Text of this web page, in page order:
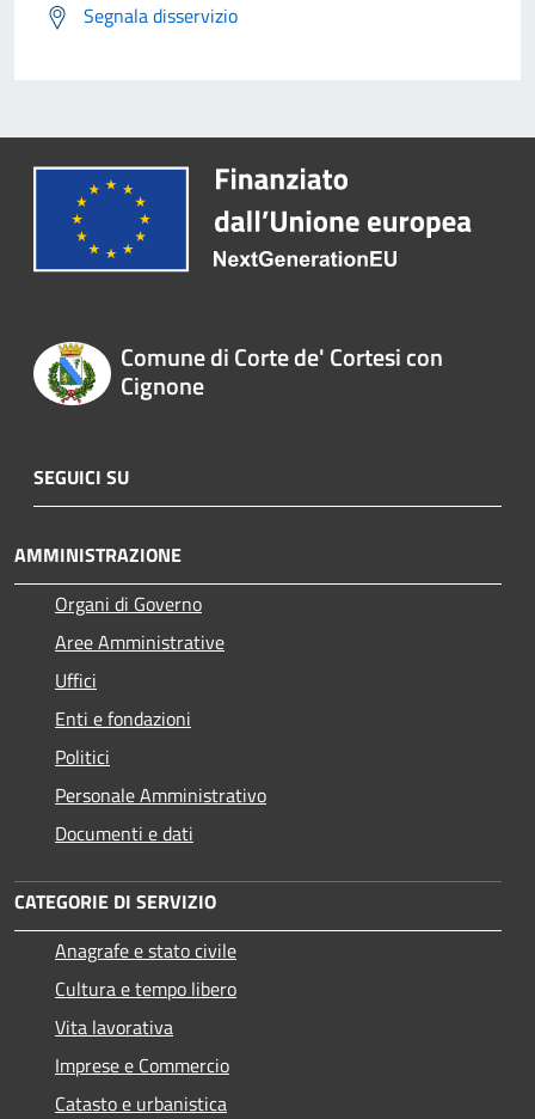
Segnala disservizio
Comune di Corte de' Cortesi con
Cignone
SEGUICI SU
AMMINISTRAZIONE
Organi di Governo
Aree Amministrative
Uffici
Enti e fondazioni
Politici
Personale Amministrativo
Documenti e dati
CATEGORIE DI SERVIZIO
Anagrafe e stato civile
Cultura e tempo libero
Vita lavorativa
Imprese e Commercio
Catasto e urbanistica